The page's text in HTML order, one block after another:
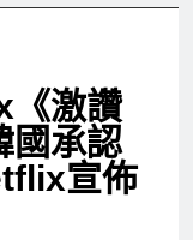
《激讚
國承認
宣佈